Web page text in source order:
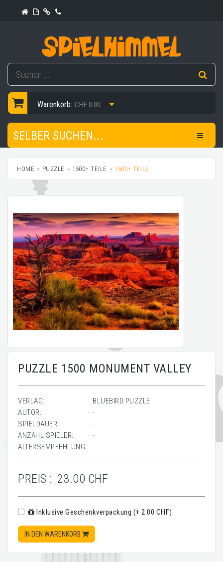
Warenkorb: CHF 0.00
SELBER SUCHEN...
HOME PUZZLE 1500+ TEILE 1500+ TEILE
PUZZLE 1500 MONUMENT VALLEY
VERLAG:
BLUEBIRD PUZZLE
AUTOR:
-
SPIELDAUER:
-
ANZAHL SPIELER:
-
ALTERSEMPFEHLUNG:
-
PREIS : 23.00 CHF
Inklusive Geschenkverpackung (+ 2.00 CHF)
IN DEN WARENKORB